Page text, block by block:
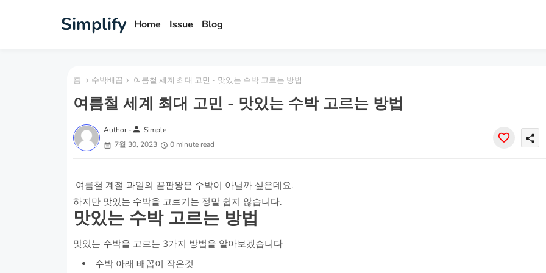
Simplify Home Issue Blog
홈 수박배꼽 여름철 세계 최대 고민 - 맛있는 수박 고르는 방법
여름철 세계 최대 고민 - 맛있는 수박 고르는 방법
Author -person Simple
7월 30, 2023
0 minute read
share
여름철 계절 과일의 끝판왕은 수박이 아닐까 싶은데요.
하지만 맛있는 수박을 고르기는 정말 쉽지 않습니다.
맛있는 수박 고르는 방법
맛있는 수박을 고르는 3가지 방법을 알아보겠습니다
수박 아래 배꼽이 작은것